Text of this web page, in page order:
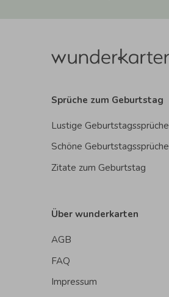
Sprüche zum Geburtstag
Lustige Geburtstagssprüche
Schöne Geburtstagssprüche
Zitate zum Geburtstag
Über wunderkarten
AGB
FAQ
Impressum